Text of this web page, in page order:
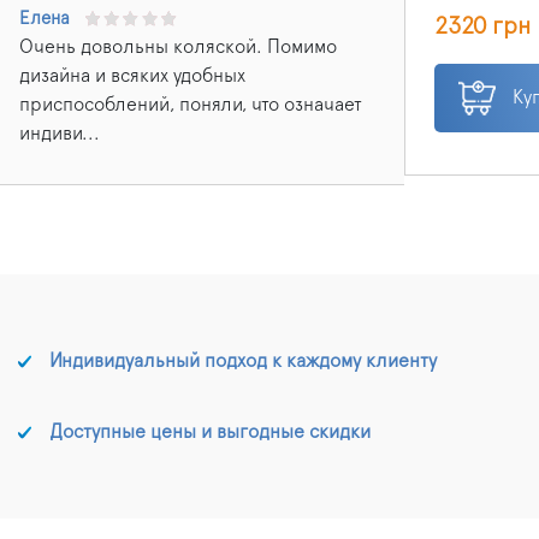
Елена
Очень довольны коляской. Помимо
дизайна и всяких удобных
приспособлений, поняли, что означает
индиви...
комплект
контакте с
2320 грн
Индивидуальный подход к каждому клиенту
Доступные цены и выгодные скидки